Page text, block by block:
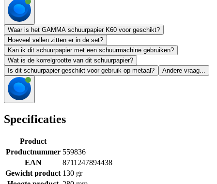
Waar is het GAMMA schuurpapier K60 voor geschikt?
Hoeveel vellen zitten er in de set?
Kan ik dit schuurpapier met een schuurmachine gebruiken?
Wat is de korrelgrootte van dit schuurpapier?
Is dit schuurpapier geschikt voor gebruik op metaal?
Andere vraag...
Specificaties
Product
Productnummer 559836
EAN
8711247894438
Gewicht product 130 gr